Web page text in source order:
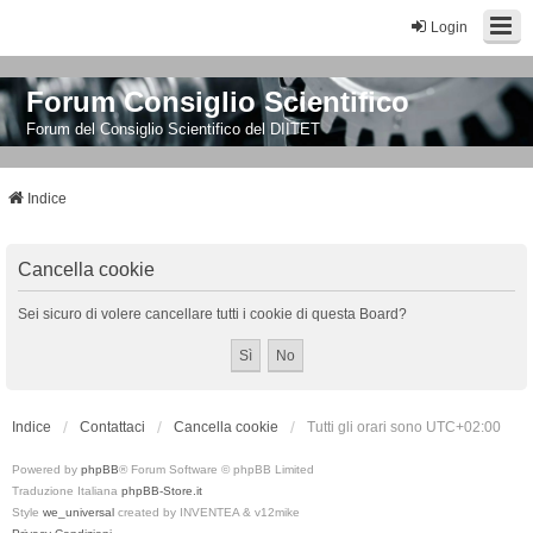
Login
Forum Consiglio Scientifico
Forum del Consiglio Scientifico del DIITET
Indice
Cancella cookie
Sei sicuro di volere cancellare tutti i cookie di questa Board?
Indice Contattaci Cancella cookie Tutti gli orari sono UTC+02:00
Powered by phpBB® Forum Software © phpBB Limited
Traduzione Italiana phpBB-Store.it
Style we_universal created by INVENTEA & v12mike